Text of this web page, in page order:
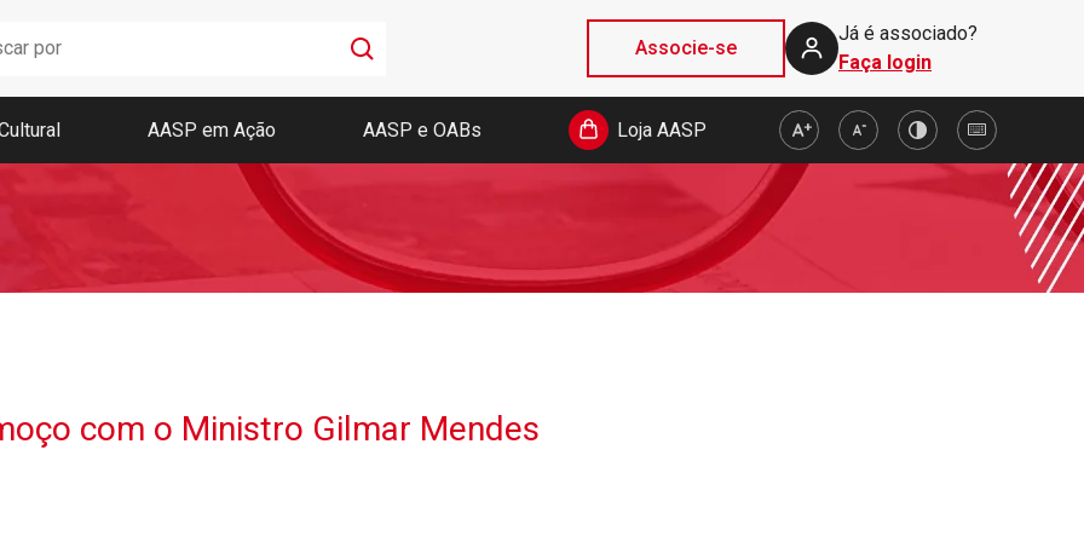
Associe-se
Já é associado?
Faça login
Boletim AASP
Coleção de Códigos de Bolso
Revista da AASP
AASP em Ação AASP e OABs Loja AASP
com o Ministro Gilmar Mendes